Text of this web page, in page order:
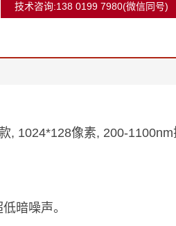
技术咨询:138 0199 7980(微信同号)
, 1024*128像素, 200-
暗噪声。